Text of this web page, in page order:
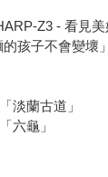
Z3 - 看見美
孩子不會變壞
淡蘭古道」
六龜」